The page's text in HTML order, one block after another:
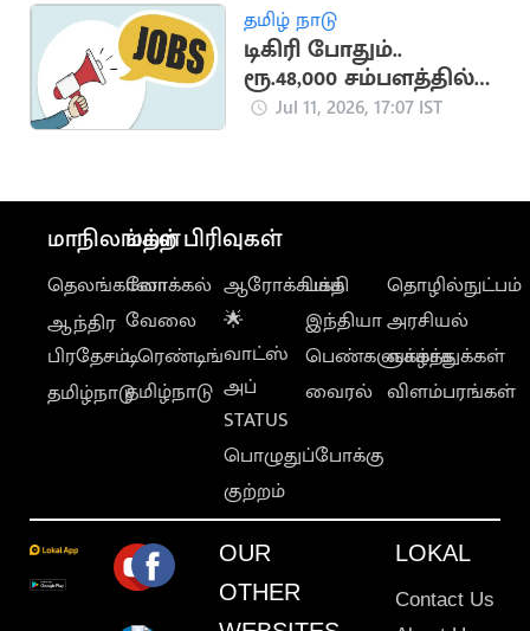
தமிழ் நாடு
டிகிரி போதும்..
ரூ.48,000 சம்பளத்தில்
சூப்பர் வேலை
Jul 11, 2026, 17:07 IST
மாநிலங்கள்
தெலங்கானா
ஆந்திர
பிரதேசம்
தமிழ்நாடு
மற்ற பிரிவுகள்
லோக்கல்
வேலை
டிரெண்டிங்
தமிழ்நாடு
ஆரோக்கியம்
🌟
வாட்ஸ்
அப்
STATUS
பொழுதுப்போக்கு
குற்றம்
பக்தி
இந்தியா
பெண்களுக்காக
வைரல்
தொழில்நுட்பம்
அரசியல்
வாழ்த்துக்கள்
விளம்பரங்கள்
OUR
OTHER
LOKAL
Contact Us